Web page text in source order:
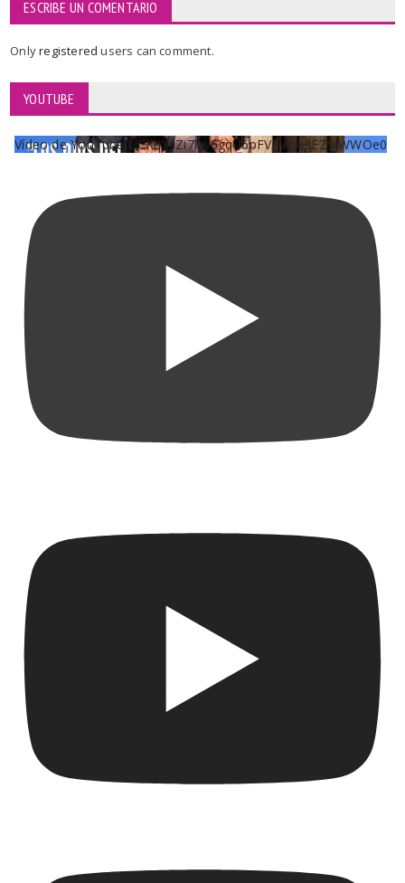
ESCRIBE UN COMENTARIO
Onlyregisteredusers can comment.
YOUTUBE
Vídeo de YouTube UCKqYjiZi7lzy6gqU6pFVFiA_A3EZ9JWWOe0